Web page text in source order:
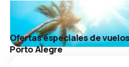
Ofertas especiales de
Porto Alegre